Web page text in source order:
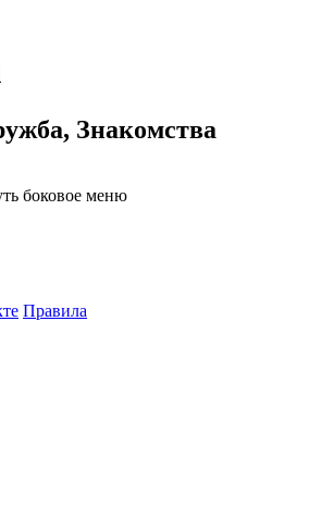
Знакомства
Правила